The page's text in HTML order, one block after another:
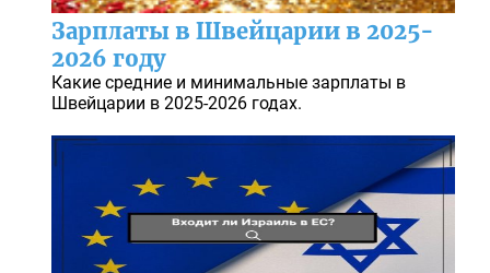
Зарплаты в Швейцарии в 2025-
2026 году
Какие средние и минимальные зарплаты в
Швейцарии в 2025-2026 годах.